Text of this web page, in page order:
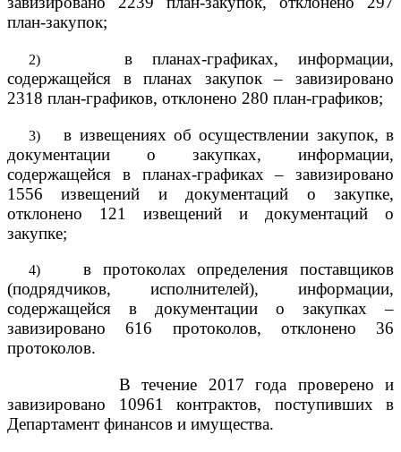
план-закупок;
2)
в планах-графиках, информации,
содержащейся в планах закупок – завизировано
2318 план-графиков, отклонено 280 план-графиков;
3)
в извещениях об осуществлении закупок, в
документации о закупках, информации,
содержащейся в планах-графиках – завизировано
1556 извещений и документаций о закупке,
отклонено 121 извещений и документаций о
закупке;
4)
в протоколах определения поставщиков
(подрядчиков, исполнителей), информации,
содержащейся в документации о закупках –
завизировано 616 протоколов, отклонено 36
протоколов.
В течение 2017 года проверено и
завизировано 10961 контрактов, поступивших в
Департамент финансов и имущества.